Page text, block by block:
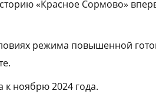
«Красное Сормово»
режима повышенной
к ноябрю 2024 года.